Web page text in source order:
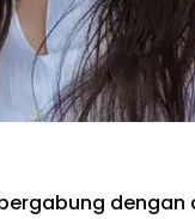
dengan